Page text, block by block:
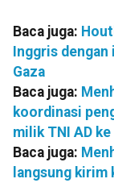
Baca juga:
Inggris dengan
Gaza
Baca juga:
koordinasi
milik TNI AD ke
Baca juga:
langsung kirim